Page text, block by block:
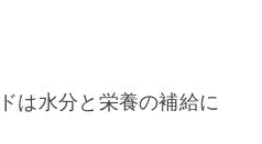
は水分と栄養の補給に